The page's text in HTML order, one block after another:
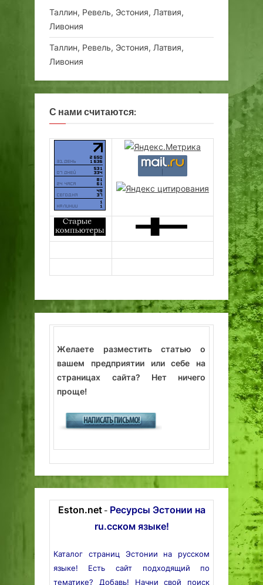
Таллин, Ревель, Эстония, Латвия,
Ливония
Таллин, Ревель, Эстония, Латвия,
Ливония
С нами считаются:
Желаете разместить статью о
вашем предприятии или себе на
страницах сайта? Нет ничего
проще!
Eston.net- Ресурсы Эстонии на
ru.сском языке!
Каталог страниц Эстонии на русском
языке! Есть сайт подходящий по
тематике? Добавь! Начни свой поиск